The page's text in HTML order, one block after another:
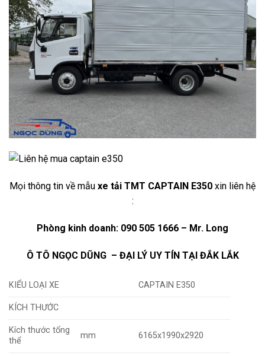
Mọi thông tin về mẫu xe tải TMT CAPTAIN E350 xin liên hệ
:
Phòng kinh doanh: 090 505 1666 – Mr. Long
Ô TÔ NGỌC DŨNG – ĐẠI LÝ UY TÍN TẠI ĐẮK LẮK
KIỂU LOẠI XE CAPTAIN E350
KÍCH THƯỚC
Kích thước tổng
thể
mm 6165x1990x2920